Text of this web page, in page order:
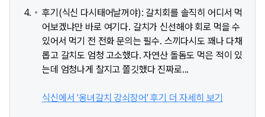
후기(식신 다시태어날꺼야): 갈치회를 솔직히 어디서 먹
어보겠냐만 바로 여기다. 갈치가 신선해야 회로 먹을 수
있어서 먹기 전 전화 문의는 필수. 스끼다시도 꽤나 다채
롭고 갈치도 엄청 고소했다. 자연산 돌돔도 먹은 적이 있
는데 엄청나게 찰지고 쫄깃했다 진짜로...
식신에서 '옹녀갈치 강쇠장어' 후기 더 자세히 보기